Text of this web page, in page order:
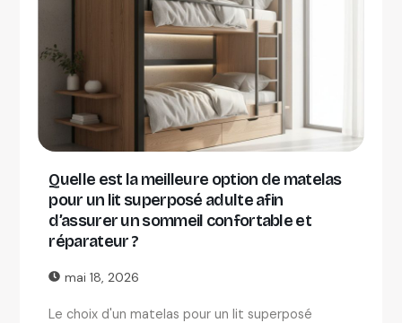
Quelle est la meilleure option de matelas
pour un lit superposé adulte afin
d’assurer un sommeil confortable et
réparateur ?
mai 18, 2026
Le choix d'un matelas pour un lit superposé